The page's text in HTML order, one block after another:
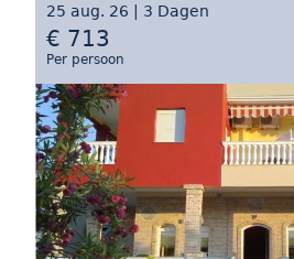
25 aug. 26 | 3 Dagen
€ 713
Per persoon